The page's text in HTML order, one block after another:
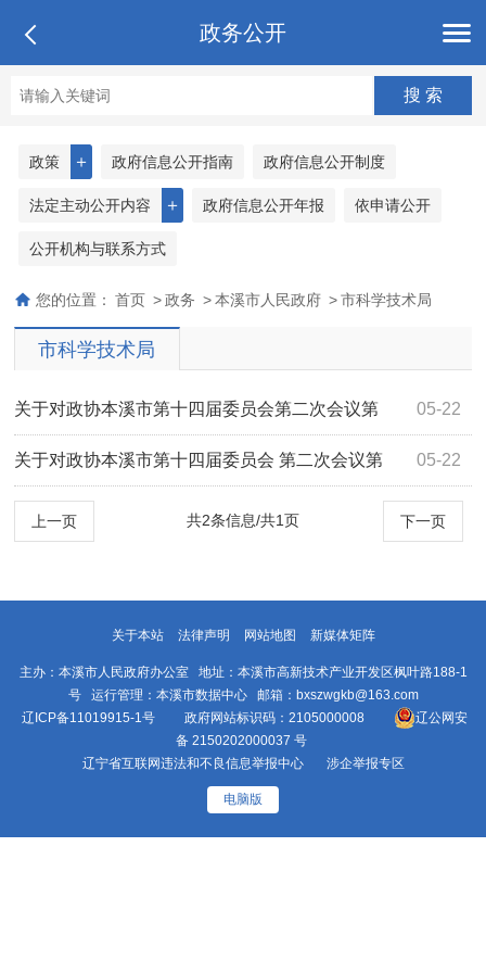
政务公开
＋
政策 政府信息公开指南 政府信息公开制度
＋
法定主动公开内容 政府信息公开年报 依申请公开
公开机构与联系方式
您的位置： 首页 > 政务 > 本溪市人民政府 > 市科学技术局
市科学技术局
05-22
关于对政协本溪市第十四届委员会第二次会议第
2175号提案办理情况的答复 05-22
关于对政协本溪市第十四届委员会 第二次会议第
2168号提案办理情况的答复
上一页 下一页
共2条信息/共1页
关于本站 法律声明 网站地图 新媒体矩阵
主办：本溪市人民政府办公室 地址：本溪市高新技术产业开发区枫叶路188-1
号 运行管理：本溪市数据中心 邮箱：bxszwgkb@163.com
辽ICP备11019915-1号 政府网站标识码：2105000008
辽公网安
备 2150202000037 号
辽宁省互联网违法和不良信息举报中心
涉企举报专区
电脑版